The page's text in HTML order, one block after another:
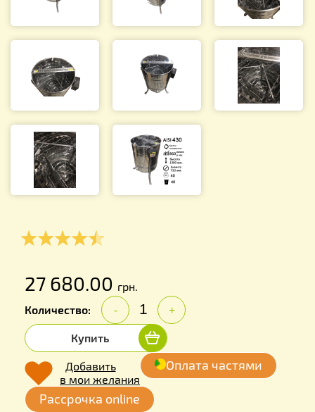
27 680.00 грн.
Количество:
- +
Купить
Добавить
в мои желания
Оплата частями
Рассрочка online